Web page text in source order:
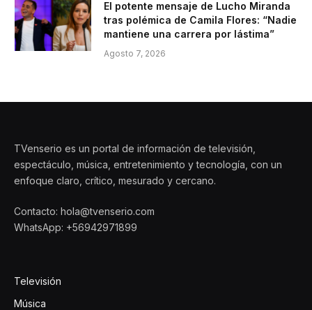
El potente mensaje de Lucho Miranda
tras polémica de Camila Flores: “Nadie
mantiene una carrera por lástima”
Agosto 7, 2026
TVenserio es un portal de información de televisión,
espectáculo, música, entretenimiento y tecnología, con un
enfoque claro, crítico, mesurado y cercano.
Contacto: hola@tvenserio.com
WhatsApp: +56942971899
Televisión
Música